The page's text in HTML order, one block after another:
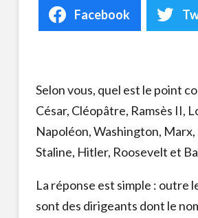
Facebook
Selon vous, quel est le point
César, Cléopâtre, Ramsès II,
Napoléon, Washington, Marx,
Staline, Hitler, Roosevelt et
La réponse est simple : outre
sont des dirigeants dont le